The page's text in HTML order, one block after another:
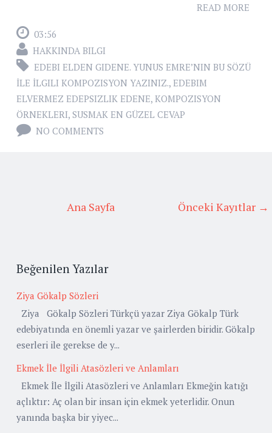
READ MORE
03:56
HAKKINDA BILGI
EDEBI ELDEN GIDENE. YUNUS EMRE’NIN BU SÖZÜ
İLE İLGILI KOMPOZISYON YAZINIZ., EDEBIM
ELVERMEZ EDEPSIZLIK EDENE, KOMPOZISYON
ÖRNEKLERI, SUSMAK EN GÜZEL CEVAP
NO COMMENTS
Önceki Kayıtlar →
Ana Sayfa
Beğenilen Yazılar
Ziya Gökalp Sözleri
Ziya Gökalp Sözleri Türkçü yazar Ziya Gökalp Türk
edebiyatında en önemli yazar ve şairlerden biridir. Gökalp
eserleri ile gerekse de y...
Ekmek İle İlgili Atasözleri ve Anlamları
Ekmek İle İlgili Atasözleri ve Anlamları Ekmeğin katığı
açlıktır: Aç olan bir insan için ekmek yeterlidir. Onun
yanında başka bir yiyec...